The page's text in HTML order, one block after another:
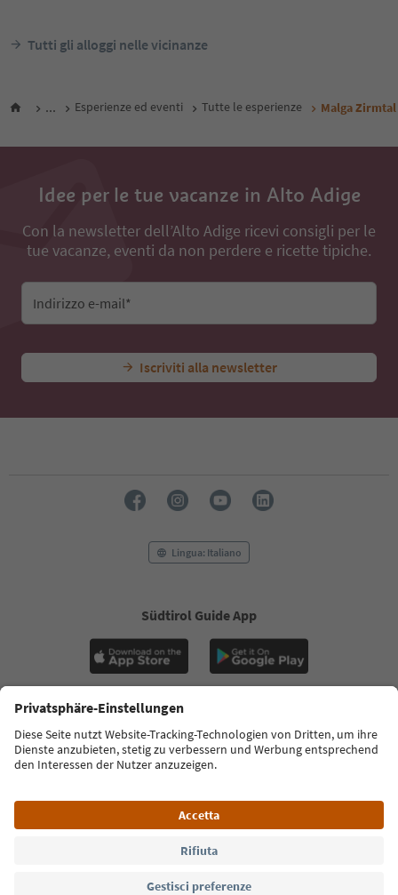
Tutti gli alloggi nelle vicinanze
... Esperienze ed eventi Tutte le esperienze Malga
Idee per le tue vacanze in Alto Adige
Con la newsletter dell’Alto Adige ricevi consigli per le
tue vacanze, eventi da non perdere e ricette tipiche.
Indirizzo e-mail*
Iscriviti alla newsletter
Lingua: Italiano
Südtirol Guide App
FAQ Contatti Press MICE
Privacy Policy
Termini e condizioni
Crediti
Cookie Policy
Alto Adige B2B